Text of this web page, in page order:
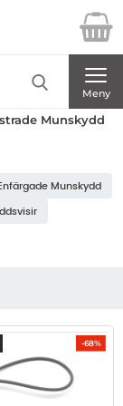
AB
Meny
Munskydd
Enfärgade Munskydd
-68%